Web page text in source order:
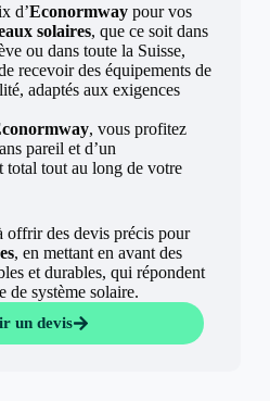
d’Econormwaypour vos
solaires, que ce soit dans
ou dans toute la Suisse,
recevoir des équipements de
adaptés aux exigences
, vous profitez
pareil et d’un
total tout au long de votre
offrir des devis précis pour
, en mettant en avant des
et durables, qui répondent
de système solaire.
un devis